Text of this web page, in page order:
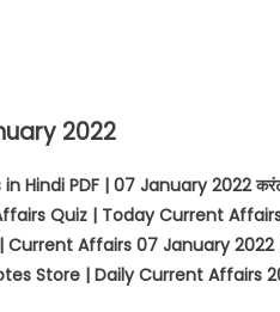
2022
Hindi PDF | 07 January 2022
Quiz | Today Current
Affairs 07 January
Store | Daily Current Affairs